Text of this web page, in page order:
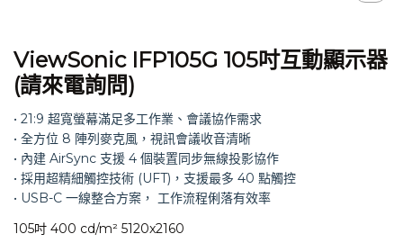
ViewSonic IFP105G 105吋互動顯示器
(請來電詢問)
• 21:9 超寬螢幕滿足多工作業、會議協作需求
• 全方位 8 陣列麥克風，視訊會議收音清晰
• 內建 AirSync 支援 4 個裝置同步無線投影協作
• 採用超精細觸控技術 (UFT)，支援最多 40 點觸控
• USB-C 一線整合方案， 工作流程俐落有效率
105吋 400 cd/m² 5120x2160